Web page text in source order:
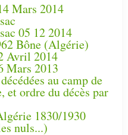
Mars 2014
05 12 2014
Bône (Algérie)
Avril 2014
Mars 2013
au camp de
et ordre du décès par
1830/1930
nuls...)